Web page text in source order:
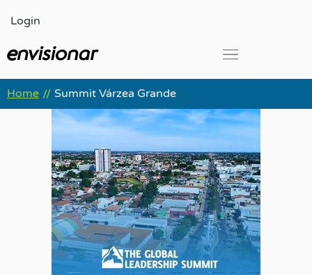
para
conteúdo
Login
Home // Summit Várzea Grande